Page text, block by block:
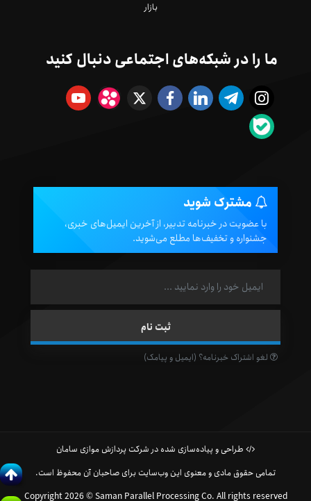
بازار
ما را در شبکه‌های اجتماعی دنبال کنید
مشترک شوید
با عضویت در خبرنامه تدبیر، از آخرین ایمیل‌های خبری،
جشنواره و تخفیف‌ها مطلع می‌شوید.
لغو اشتراک خبرنامه؟ (ایمیل و پیامک)
طراحی و پیاده‌سازی شده در شرکت پردازش موازی سامان
تمامی حقوق مادی و معنوی این وب‌سایت برای صاحبان آن محفوظ است.
Copyright 2026 © Saman Parallel Processing Co. All rights reserved